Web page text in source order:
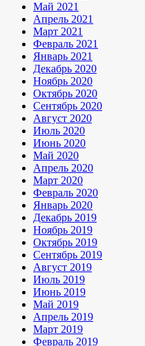
Май 2021
Апрель 2021
Март 2021
Февраль 2021
Январь 2021
Декабрь 2020
Ноябрь 2020
Октябрь 2020
Сентябрь 2020
Август 2020
Июль 2020
Июнь 2020
Май 2020
Апрель 2020
Март 2020
Февраль 2020
Январь 2020
Декабрь 2019
Ноябрь 2019
Октябрь 2019
Сентябрь 2019
Август 2019
Июль 2019
Июнь 2019
Май 2019
Апрель 2019
Март 2019
Февраль 2019